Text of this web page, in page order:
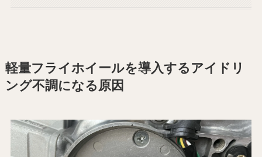
軽量フライホイールを導入するアイドリ
ング不調になる原因